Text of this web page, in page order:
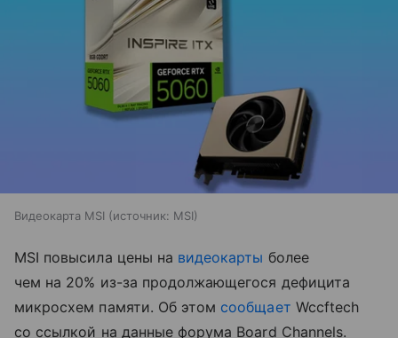
Видеокарта MSI источник: MSI
MSI повысила цены на видеокарты более
чем на 20% из-за продолжающегося дефицита
микросхем памяти. Об этом сообщает Wccftech
со ссылкой на данные форума Board Channels.